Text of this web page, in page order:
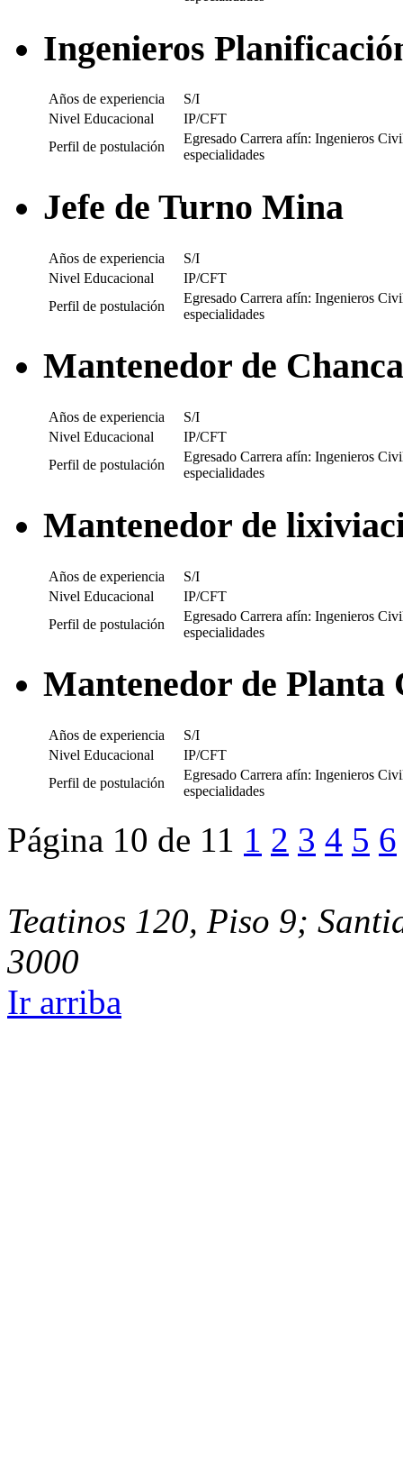
Ingenieros
Años de experiencia
S/I
Nivel Educacional
IP/CFT
Perfil de postulación
Egresado Carrera afín: Ingenieros
especialidades
Jefe de Turno Mina
Años de experiencia
S/I
Nivel Educacional
IP/CFT
Perfil de postulación
Egresado Carrera afín: Ingenieros
especialidades
Mantenedor de
Años de experiencia
S/I
Nivel Educacional
IP/CFT
Perfil de postulación
Egresado Carrera afín: Ingenieros
especialidades
Mantenedor de
Años de experiencia
S/I
Nivel Educacional
IP/CFT
Perfil de postulación
Egresado Carrera afín: Ingenieros
especialidades
Mantenedor de Planta
Años de experiencia
S/I
Nivel Educacional
IP/CFT
Perfil de postulación
Egresado Carrera afín: Ingenieros
especialidades
Página 10 de 11 1 2 3 4 5 6
Teatinos 120, Piso 9;
3000
Ir arriba